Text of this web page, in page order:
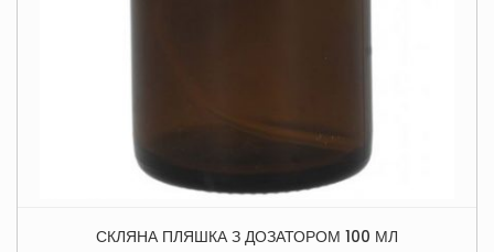
СКЛЯНА ПЛЯШКА З ДОЗАТОРОМ 100 МЛ